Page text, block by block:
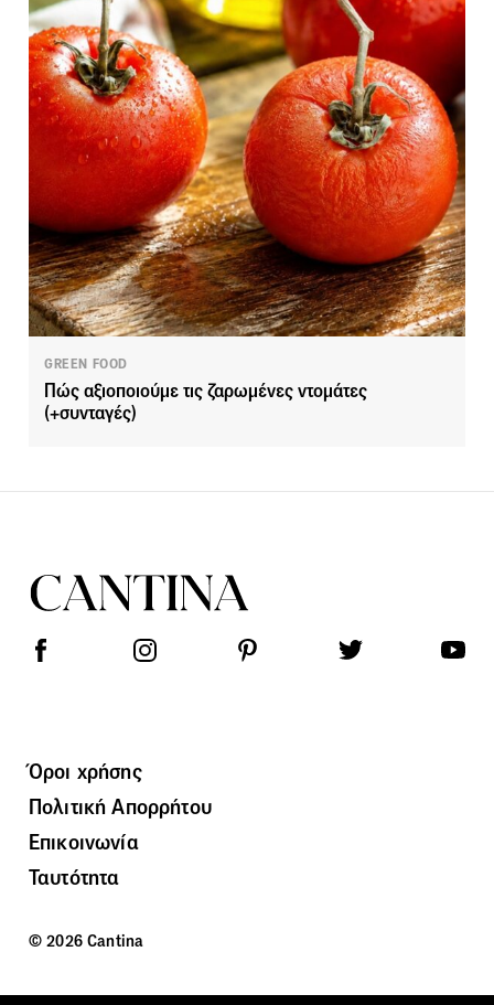
GREEN FOOD
Πώς αξιοποιούμε τις ζαρωμένες ντομάτες
(+συνταγές)
Όροι χρήσης
Πολιτική Απορρήτου
Επικοινωνία
Ταυτότητα
© 2026 Cantina